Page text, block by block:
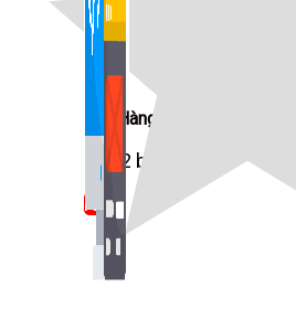
Bán Hàng Online
2,632 bài viết
New